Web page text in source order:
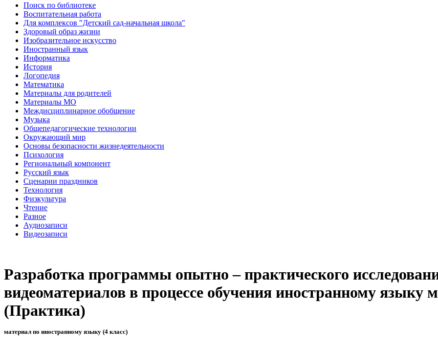
Поиск по библиотеке
Воспитательная работа
Для комплексов "Детский сад-начальная школа"
Здоровый образ жизни
Изобразительное искусство
Иностранный язык
Информатика
История
Логопедия
Математика
Материалы для родителей
Материалы МО
Междисциплинарное обобщение
Музыка
Общепедагогические технологии
Окружающий мир
Основы безопасности жизнедеятельности
Психология
Региональный компонент
Русский язык
Сценарии праздников
Технология
Физкультура
Чтение
Разное
Аудиозаписи
Видеозаписи
Разработка программы опытно – практического
видеоматериалов в процессе обучения иностранному
(Практика)
материал по иностранному языку (4 класс)